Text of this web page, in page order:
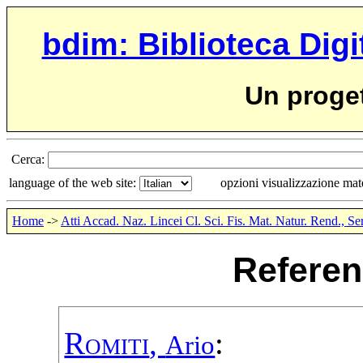
bdim: Biblioteca
Un
Cerca:
language of the web site:
opzioni visualizzazione
Home -> Atti Accad. Naz. Lincei Cl. Sci. Fis. Mat. Natur. Rend.,
Romiti, Ario: